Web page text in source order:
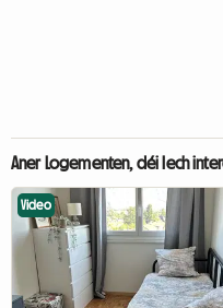
Aner Logementen, déi Iech
Video